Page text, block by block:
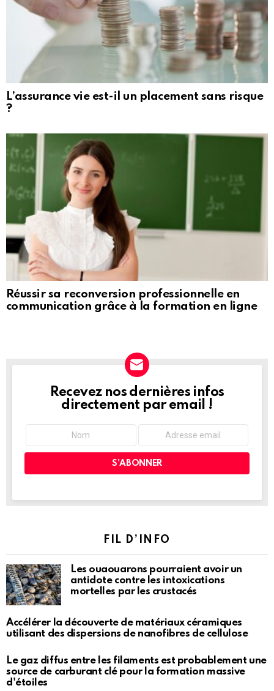
L’assurance vie est-il un placement sans risque
?
Réussir sa reconversion professionnelle en
communication grâce à la formation en ligne
NEWSLETTER
Recevez nos dernières infos
directement par email !
FIL D’INFO
Les ouaouarons pourraient avoir un
antidote contre les intoxications
mortelles par les crustacés
Accélérer la découverte de matériaux céramiques
utilisant des dispersions de nanofibres de cellulose
Le gaz diffus entre les filaments est probablement une
source de carburant clé pour la formation massive
d'étoiles